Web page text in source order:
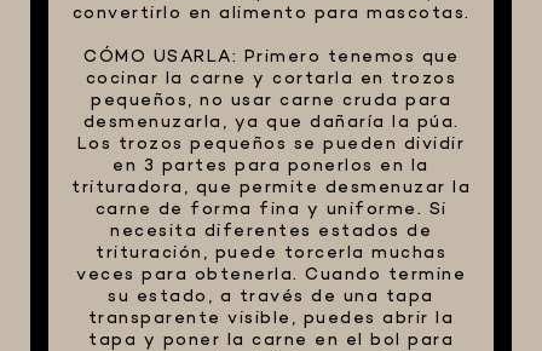
convertirlo en alimento para mascotas.
CÓMO USARLA: Primero tenemos que
cocinar la carne y cortarla en trozos
pequeños, no usar carne cruda para
desmenuzarla, ya que dañaría la púa.
Los trozos pequeños se pueden dividir
en 3 partes para ponerlos en la
trituradora, que permite desmenuzar la
carne de forma fina y uniforme. Si
necesita diferentes estados de
trituración, puede torcerla muchas
veces para obtenerla. Cuando termine
su estado, a través de una tapa
transparente visible, puedes abrir la
tapa y poner la carne en el bol para